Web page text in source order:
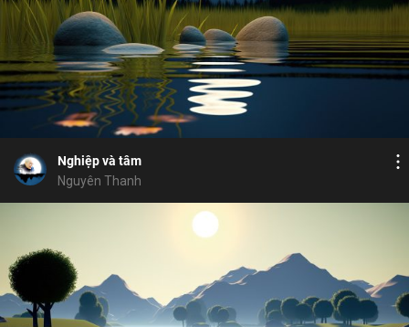
Định Vô Lậu tham từ trường
Nghiệp và tâm
Nguyên Thanh
Bỏ chọn
Bỏ chọn
Bình luận
Lưu
Bổ ích
Cảm hứng